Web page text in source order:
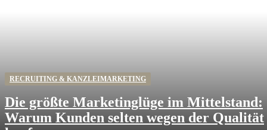
RECRUITING & KANZLEIMARKETING
Die größte Marketinglüge im Mittelstand:
Warum Kunden selten wegen der Qualität